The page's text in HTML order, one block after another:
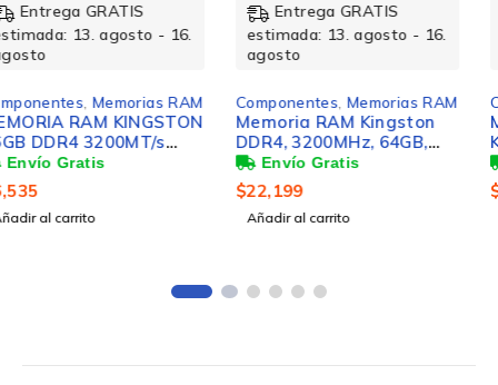
Entrega GRATIS
estimada: 13. agosto - 16.
agosto
Componentes,Memorias RAM
Memoria RAM Kingston
DDR4, 3200MHz, 64GB,
ECC, CL22
$22,199
Añadir al carrito
Entrega GRATIS
estimada: 13. agosto - 16.
agosto
Componentes,Memorias RAM
Memoria RAM Kingston
KCP432SD8/32 DDR4,
3200MHz, 32GB, Non-ECC,
CL22, SO-DIMM
$6,319
Añadir al carrito